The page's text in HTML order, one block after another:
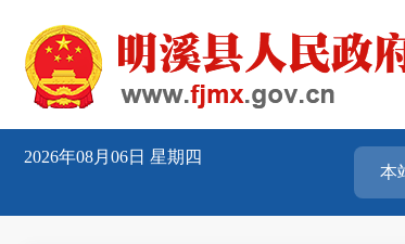
2026年08月06日 星期四